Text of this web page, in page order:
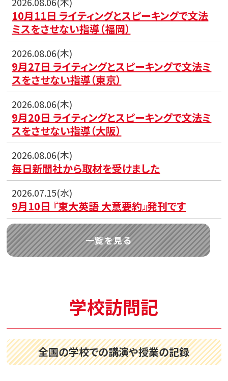
10月11日 ライティングとスピーキングで文法
ミスをさせない指導（福岡）
2026.08.06(木)
9月27日 ライティングとスピーキングで文法ミ
スをさせない指導（東京）
2026.08.06(木)
9月20日 ライティングとスピーキングで文法ミ
スをさせない指導（大阪）
2026.08.06(木)
毎日新聞社から取材を受けました
2026.07.15(水)
9月10日 『東大英語 大意要約』発刊です
一覧を見る
学校訪問記
全国の学校での講演や授業の記録